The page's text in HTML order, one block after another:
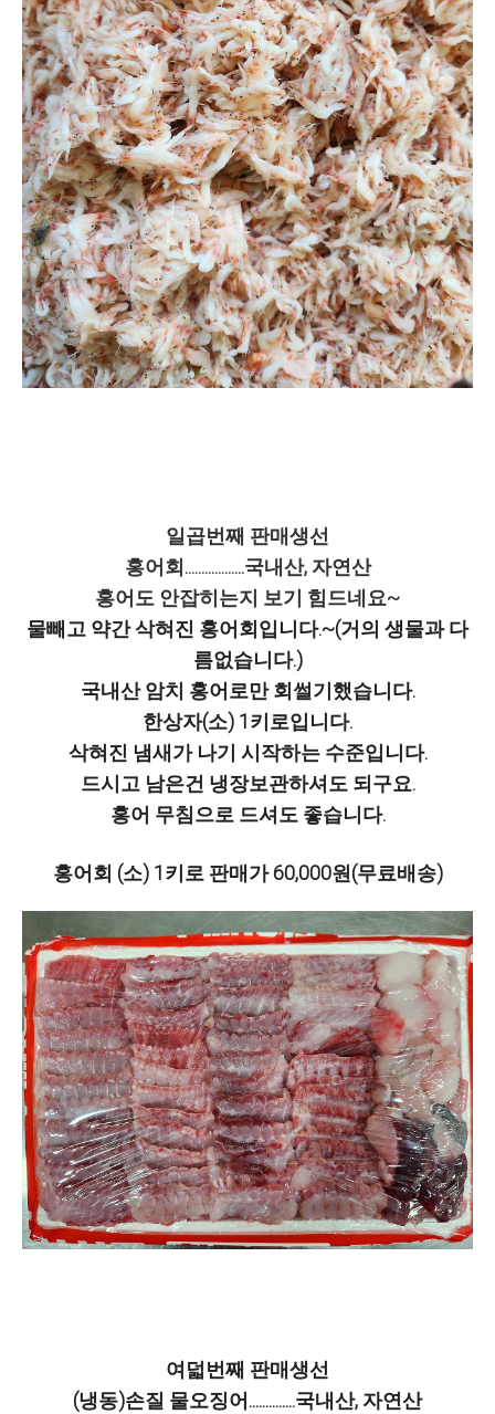
일곱번째 판매생선
홍어회..................국내산, 자연산
홍어도 안잡히는지 보기 힘드네요~
물빼고 약간 삭혀진 홍어회입니다.~(거의 생물과 다
름없습니다.)
국내산 암치 홍어로만 회썰기했습니다.
한상자(소) 1키로입니다.
삭혀진 냄새가 나기 시작하는 수준입니다.
드시고 남은건 냉장보관하셔도 되구요.
홍어 무침으로 드셔도 좋습니다.
홍어회 (소) 1키로 판매가 60,000원(무료배송)
여덟번째 판매생선
(냉동)손질 물오징어..............국내산, 자연산